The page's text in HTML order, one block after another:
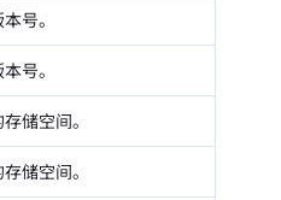
号。
号。
储空间。
储空间。